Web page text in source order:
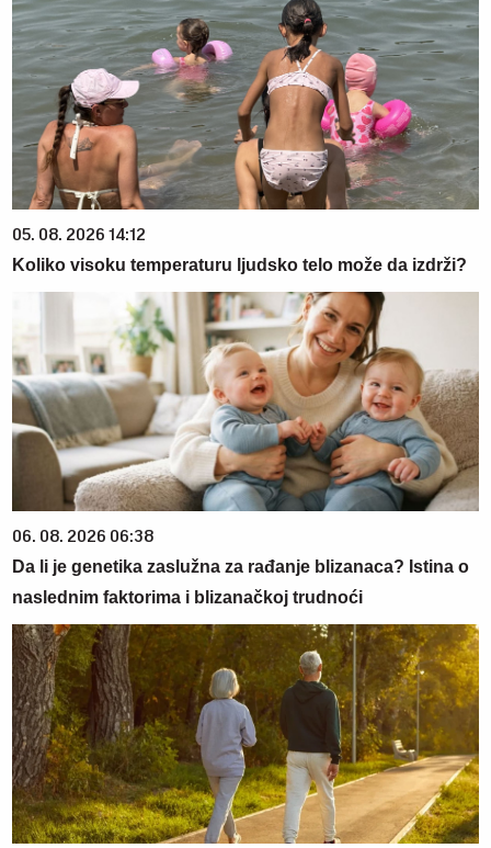
05. 08. 2026 14:12
Koliko visoku temperaturu ljudsko telo može da izdrži?
06. 08. 2026 06:38
Da li je genetika zaslužna za rađanje blizanaca? Istina o
naslednim faktorima i blizanačkoj trudnoći